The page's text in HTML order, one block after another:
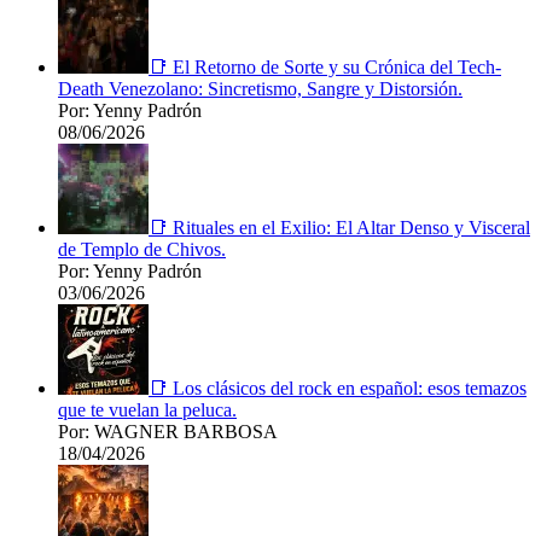
📑 El Retorno de Sorte y su Crónica del Tech-
Death Venezolano: Sincretismo, Sangre y Distorsión.
Por: Yenny Padrón
08/06/2026
📑 Rituales en el Exilio: El Altar Denso y Visceral
de Templo de Chivos.
Por: Yenny Padrón
03/06/2026
📑 Los clásicos del rock en español: esos temazos
que te vuelan la peluca.
Por: WAGNER BARBOSA
18/04/2026